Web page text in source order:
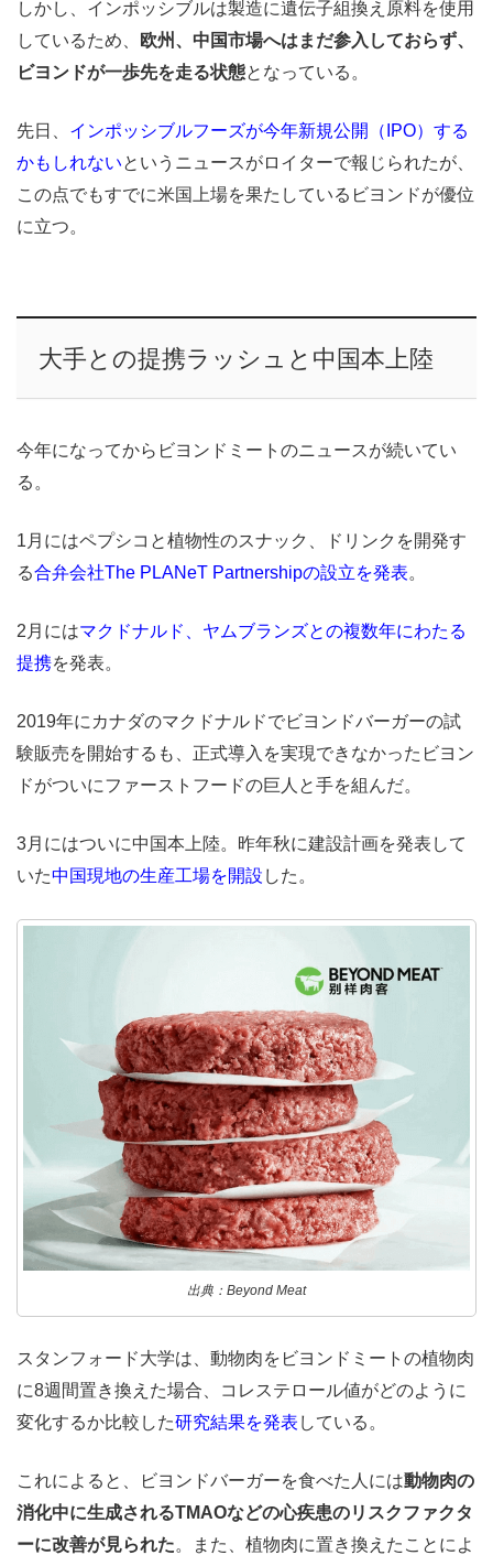
しかし、インポッシブルは製造に遺伝子組換え原料を使用
しているため、
欧州、中国市場へはまだ参入しておらず、
ビヨンドが一歩先を走る状態となっている。
先日、 インポッシブルフーズが今年新規公開（IPO）する
かもしれないというニュースがロイターで報じられたが、
この点でもすでに米国上場を果たしているビヨンドが優位
に立つ。
大手との提携ラッシュと中国本上陸
今年になってからビヨンドミートのニュースが続いてい
る。
1月にはペプシコと植物性のスナック、ドリンクを開発す
る合弁会社The PLANeT Partnershipの設立を発表。
2月にはマクドナルド、ヤムブランズとの複数年にわたる
提携を発表。
2019年にカナダのマクドナルドでビヨンドバーガーの試
験販売を開始するも、正式導入を実現できなかったビヨン
ドがついにファーストフードの巨人と手を組んだ。
3月にはついに中国本上陸。昨年秋に建設計画を発表して
いた中国現地の生産工場を開設 した。
出典：Beyond Meat
スタンフォード大学は、動物肉をビヨンドミートの植物肉
に8週間置き換えた場合、コレステロール値がどのように
変化するか比較した研究結果を発表 している。
これによると、ビヨンドバーガーを食べた人には動物肉の
消化中に生成されるTMAOなどの心疾患のリスクファクタ
ーに改善が見られた。また、植物肉に置き換えたことによ